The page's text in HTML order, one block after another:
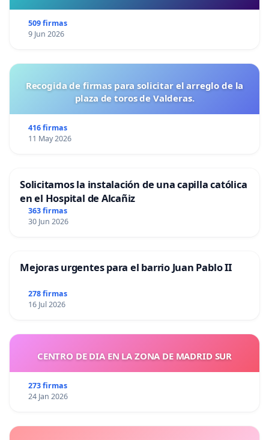
509 firmas
9 Jun 2026
Recogida de firmas para solicitar el arreglo de la
plaza de toros de Valderas.
416 firmas
11 May 2026
Solicitamos la instalación de una capilla católica
en el Hospital de Alcañiz
363 firmas
30 Jun 2026
Mejoras urgentes para el barrio Juan Pablo II
278 firmas
16 Jul 2026
CENTRO DE DIA EN LA ZONA DE MADRID SUR
273 firmas
24 Jan 2026